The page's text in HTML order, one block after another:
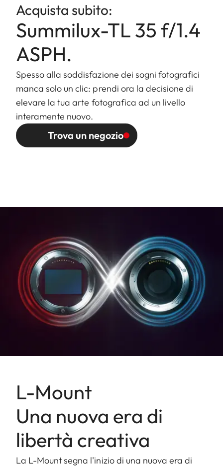
Valore minimo: 16
Attacco a
baionetta
Attacco
filtro/paraluce
Filettatura interna per filtri
E60, l'attacco per filtro non
ruota, baionetta esterna per
paraluce (fornito)
Finitura
Anodizzata nera/argento
paraluce)
70/81 mm
Acquista subito:
Summilux-TL 35 f/1.4
ASPH.
Spesso alla soddisfazione dei sogni fotografici
manca solo un clic: prendi ora la decisione di
elevare la tua arte fotografica ad un livello
interamente nuovo.
Trova un negozio
L-Mount
Una nuova era di
libertà creativa
La L-Mount segna l'inizio di una nuova era di